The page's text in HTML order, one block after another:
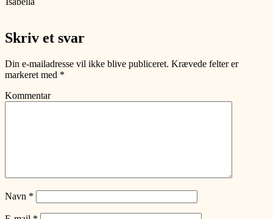
Skriv et svar
Din e-mailadresse vil ikke blive publiceret. Krævede felter er
markeret med *
Kommentar
Navn *